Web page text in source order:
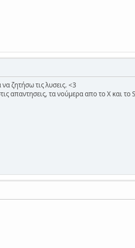
ζητήσω τις λυσεις. <3
απαντησεις, τα νούμερα απο το Χ και